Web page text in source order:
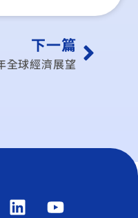
下一篇
全球經濟展望